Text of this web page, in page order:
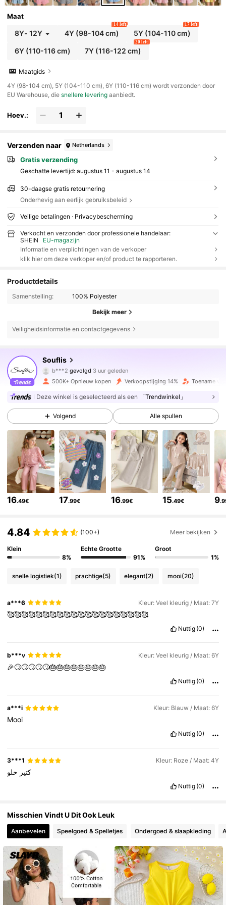
Maat
8Y- 12Y 4Y (98-104 cm)
14 left
5Y (104-110 cm)
17 left
6Y(110-116 cm) 7Y (116-122 cm)
20 left
Maatgids
​4Y (98-104 cm), 5Y (104-110 cm), 6Y (110-116 cm) wordt verzonden door
EU Warehouse, diesnellere levering aanbiedt.
Hoev.:
Verzenden naar Netherlands
Gratis verzending
Geschatte levertijd: augustus 11 - augustus 14
30-daagse gratis retournering
Onderhevig aan eerlijk gebruiksbeleid
Veilige betalingen · Privacybescherming
Verkocht en verzonden door professionele handelaar:
SHEIN
EU-magazijn
Informatie en verplichtingen van de verkoper
klik hier om deze verkoper en/of product te rapporteren.
Productdetails
Samenstelling: 100% Polyester
Bekijk meer
Veiligheidsinformatie en contactgegevens
Souflis
b***2 gevolgd 3 uur geleden
is aan het browsen
4.87
327K Volgers
4.87 327K Volgers
4.87 327K Volgers
4.87 327K Volgers
327K Volgers
4.87
500K+ Opnieuw kopen Verkoopstijging 14% Toename
Deze winkel is geselecteerd als een 「Trendwinkel」
Volgend Alle spullen
16.49€ 17.99€ 16.99€ 15.49€ 9
4.84 (100+) Meer bekijken
Klein
8%
Echte Grootte
91%
Groot
1%
snelle logistiek(1) prachtige(5) elegant(2) mooi(20)
a***6 Kleur: Veel kleurig / Maat: 7Y
🥰🥰🥰🥰🥰🥰🥰🥰🥰🥰🥰🥰🥰🥰🥰🥰🥰🥰🥰🥰
Nuttig (0)
b***v Kleur: Veel kleurig / Maat: 6Y
🎉🙄🙄🙄🙄🙄🎂🎂🎂🎂🎂🎂🎂🎂
Nuttig (0)
a***i Kleur: Blauw / Maat: 6Y
Mooi
Nuttig (0)
3***1 Kleur: Roze / Maat: 4Y
كتير حلو
Nuttig (0)
Misschien Vindt U Dit Ook Leuk
Aanbevelen Speelgoed & Spelletjes Ondergoed & slaapkleding